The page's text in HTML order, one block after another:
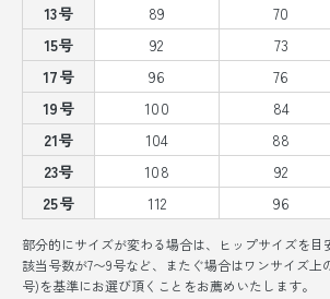
13号
89 70
15号
92 73
17号
96 76
19号
100 84
21号
104 88
23号
108 92
25号
112 96
部分的にサイズが変わる場合は、ヒップサイズを目
該当号数が7〜9号など、またぐ場合はワンサイズ上
号)を基準にお選び頂くことをお薦めいたします。